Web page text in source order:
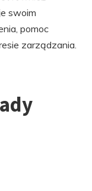
swoim
pomoc
zarządzania.